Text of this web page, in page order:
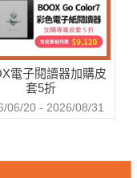
拼圖 高市交長號首
，其樂器演奏技巧主
藉由樂器把這樣的共
把位都有自己的泛
電子閱讀器加購皮
套5折
06/20 - 2026/08/31